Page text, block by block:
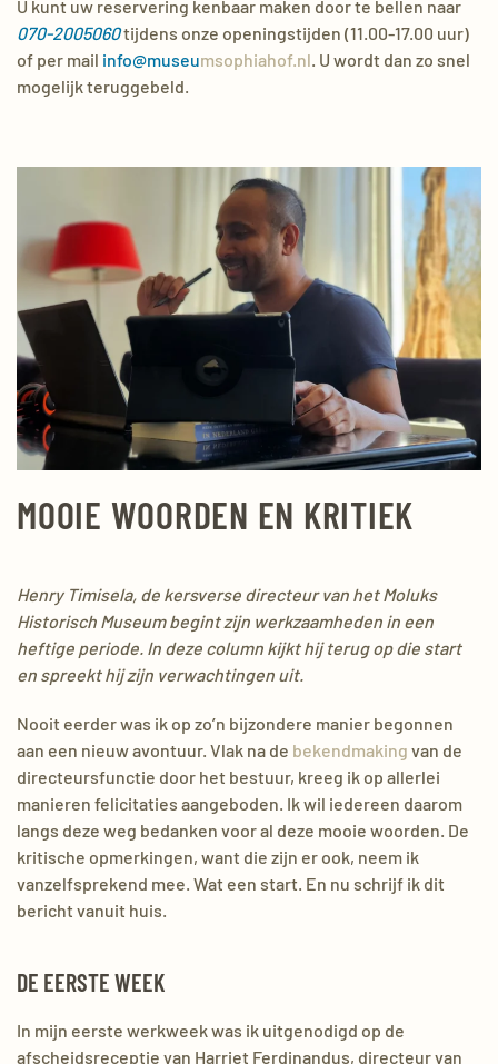
U kunt uw reservering kenbaar maken door te bellen naar
070-2005060tijdens onze openingstijden (11.00-17.00 uur)
of per mail info@museumsophiahof.nl. U wordt dan zo snel
mogelijk teruggebeld.
MOOIE WOORDEN EN KRITIEK
Henry Timisela, de kersverse directeur van het Moluks
Historisch Museum begint zijn werkzaamheden in een
heftige periode. In deze column kijkt hij terug op die start
en spreekt hij zijn verwachtingen uit.
Nooit eerder was ik op zo’n bijzondere manier begonnen
aan een nieuw avontuur. Vlak na de bekendmaking van de
directeursfunctie door het bestuur, kreeg ik op allerlei
manieren felicitaties aangeboden. Ik wil iedereen daarom
langs deze weg bedanken voor al deze mooie woorden. De
kritische opmerkingen, want die zijn er ook, neem ik
vanzelfsprekend mee. Wat een start. En nu schrijf ik dit
bericht vanuit huis.
DE EERSTE WEEK
In mijn eerste werkweek was ik uitgenodigd op de
afscheidsreceptie van Harriet Ferdinandus, directeur van